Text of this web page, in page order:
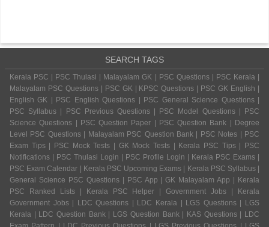
SEARCH TAGS
Kerala PSC | PSC Thulasi | Malayalam GK | PSC Questions | PSC Kerala |
Malayalam PSC Questions | PSC GK | KPSC Questions | PSC GK English |
English GK | PSC English Questions | PSC General Science Questions |
PSC Syllabus | PSC Previous Questions | PSC Model Questions | PSC
Science Questions | PSC Question Paper | PSC Question Bank | Degree
Level PSC Questions | Malayalam PSC Question Bank | PSC Notes | PSC
Exam Tips | PSC Mock Tests | GK Mock Tests | Kerala PSC Tips | PSC
Notifications | PSC Thulasi Login | PSC Profile Login | Kerala PSC Exams |
PSC Exam Calendar | Kerala PSC Upcoming Exams | Kerala PSC Syllabus |
General Science PSC Questions | PSC App | GK Malayalam App | Kerala
PSC Ranked Lists | Kerala PSC Helper | Government Jobs | Kerala
Government Jobs | LDC Questions | LDC Kerala | LGS Questions | LGS
Kerala | LDC Question Bank | LGS Question Bank | KAS Questions | LDC